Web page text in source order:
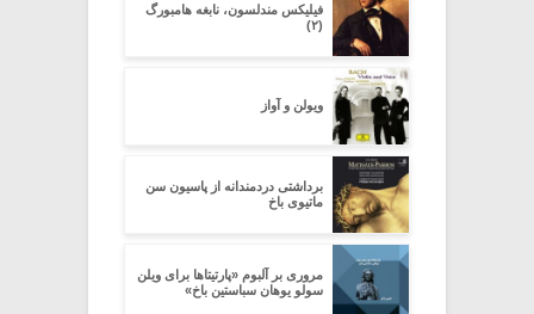
فیلیکس مندلسون، نابغه هامبورگ
(۲)
ویولن و آواز
برداشتی دردمندانه از پاسیون سن
ماتیوی باخ
مروری بر آلبوم «پارتیتاها برای ویلن
سولو یوهان سباستین باخ»